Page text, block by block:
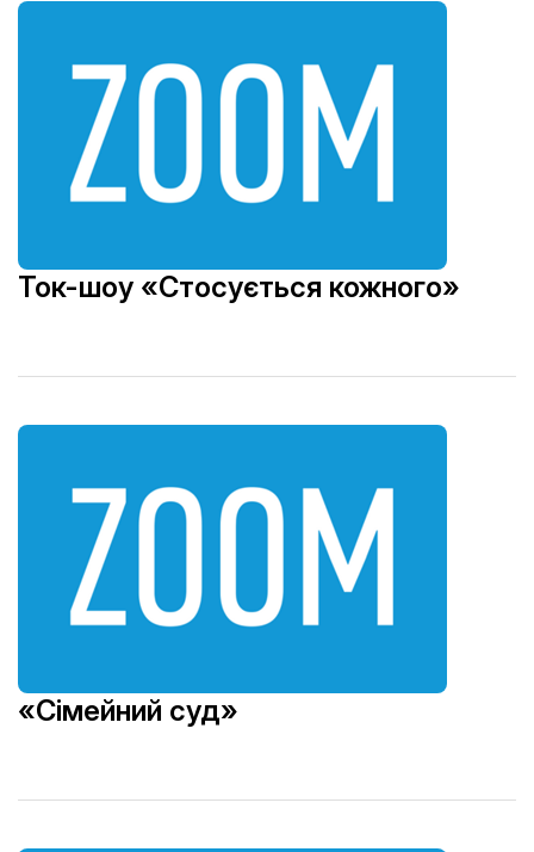
Ток-шоу «Стосується кожного»
«Сімейний суд»